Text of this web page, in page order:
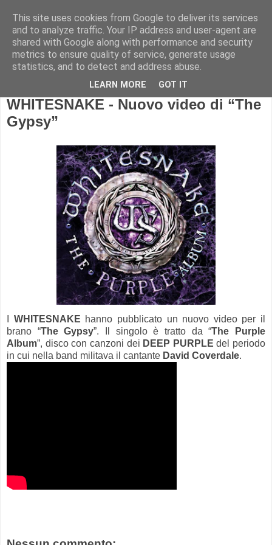
WHITESNAKE - Nuovo video di “The
Gypsy”
WHITESNAKE hanno pubblicato un nuovo video per il
brano “The Gypsy”. Il singolo è tratto da “The Purple
Album”, disco con canzoni dei DEEP PURPLE del periodo
in cui nella band militava il cantante David Coverdale.
This site uses cookies from Google to deliver its services
and to analyze traffic. Your IP address and user-agent are
shared with Google along with performance and security
metrics to ensure quality of service, generate usage
statistics, and to detect and address abuse.
LEARN MORE GOT IT